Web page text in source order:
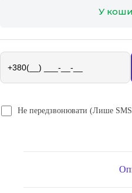
У
Не передзвонювати (Лише